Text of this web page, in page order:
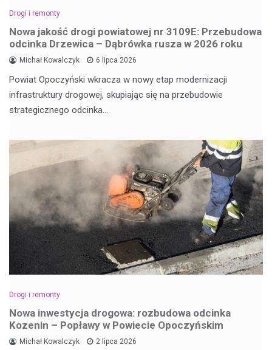
Drogi i remonty
Nowa jakość drogi powiatowej nr 3109E: Przebudowa
odcinka Drzewica – Dąbrówka rusza w 2026 roku
Michał Kowalczyk 6 lipca 2026
Powiat Opoczyński wkracza w nowy etap modernizacji
infrastruktury drogowej, skupiając się na przebudowie
strategicznego odcinka…
Drogi i remonty
Nowa inwestycja drogowa: rozbudowa odcinka
Kozenin – Popławy w Powiecie Opoczyńskim
Michał Kowalczyk 2 lipca 2026